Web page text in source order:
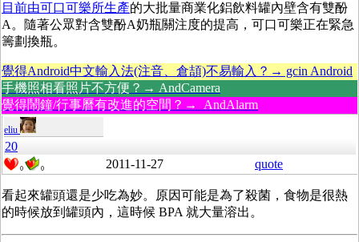
目前由可口可樂所生產的大批量商業化鋁飲料罐內壁含有雙酚
A。隨著公眾對含雙酚A奶瓶關注度的提高，可口可樂正在緊急
籌劃換瓶。
覺得Android中文輸入法(注音、倉頡)不易輸入？→ gcin Android
手機照相看照片不方便？→ AndCamera
覺得鬧鐘/行事曆有改進的空間？→ AndAlarm
eliu
20
0 0 2011-11-27 quote
看起來罐頭還是少吃為妙。原因可能是為了殺菌，食物是很熱
的時候放到罐頭內，這時候 BPA 就大量溶出。